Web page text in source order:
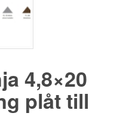
4,8×20
plåt till